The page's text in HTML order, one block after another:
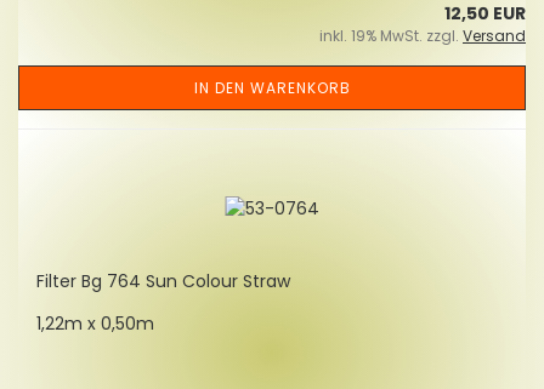
12,50 EUR
inkl. 19% MwSt. zzgl. Versand
IN DEN WARENKORB
Fil­ter Bg 764 Sun Co­lour Straw
1,22m x 0,50m